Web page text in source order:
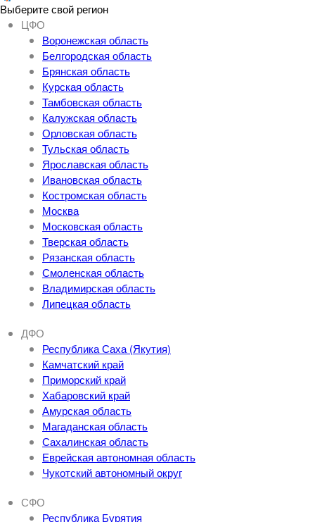
Выберите свой регион
ЦФО
Воронежская область
Белгородская область
Брянская область
Курская область
Тамбовская область
Калужская область
Орловская область
Тульская область
Ярославская область
Ивановская область
Костромская область
Москва
Московская область
Тверская область
Рязанская область
Смоленская область
Владимирская область
Липецкая область
ДФО
Республика Саха (Якутия)
Камчатский край
Приморский край
Хабаровский край
Амурская область
Магаданская область
Сахалинская область
Еврейская автономная область
Чукотский автономный округ
СФО
Республика Бурятия